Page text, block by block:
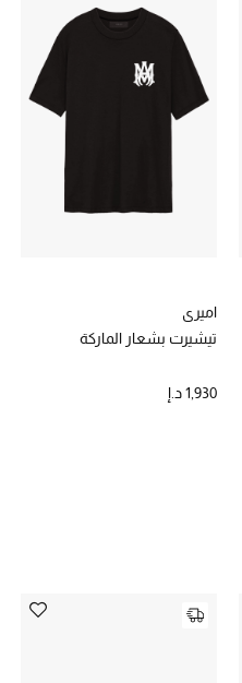
اميري
تيشيرت بشعار الماركة
1,930 د.إ